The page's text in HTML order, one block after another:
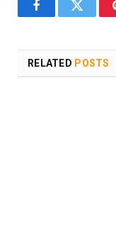
FacebookTwitter
RELATED POSTS